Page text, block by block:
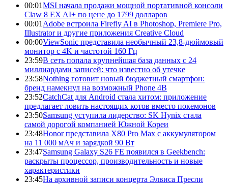
00:01MSI начала продажи мощной портативной консоли
Claw 8 EX AI+ по цене до 1799 долларов
00:01 Adobe встроила Firefly AI в Photoshop, Premiere Pro,
Illustrator и другие приложения Creative Cloud
00:00ViewSonic представила необычный 23,8-дюймовый
монитор с 4K и частотой 160 Гц
23:59В сеть попала крупнейшая база данных с 24
миллиардами записей: что известно об утечке
23:58Nothing готовит новый бюджетный смартфон:
бренд намекнул на возможный Phone 4B
23:52CatchCat для Android стала хитом: приложение
предлагает ловить настоящих котов вместо покемонов
23:50Samsung уступила лидерство: SK Hynix стала
самой дорогой компанией Южной Кореи
23:48Honor представила X80 Pro Max с аккумулятором
на 11 000 мАч и зарядкой 90 Вт
23:47Samsung Galaxy S26 FE появился в Geekbench:
раскрыты процессор, производительность и новые
характеристики
23:45На архивной записи концерта Элвиса Пресли